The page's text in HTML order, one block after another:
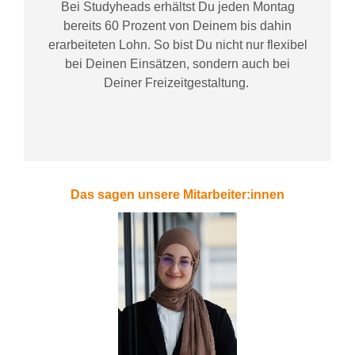
Bei Studyheadserhältst Du jeden Montag
bereits 60 Prozent von Deinem bis dahin
erarbeiteten Lohn. So bist Du nicht nur flexibel
bei Deinen Einsätzen, sondern auch bei
DeinerFreizeitgestaltung.
Das sagen unsere Mitarbeiter:innen